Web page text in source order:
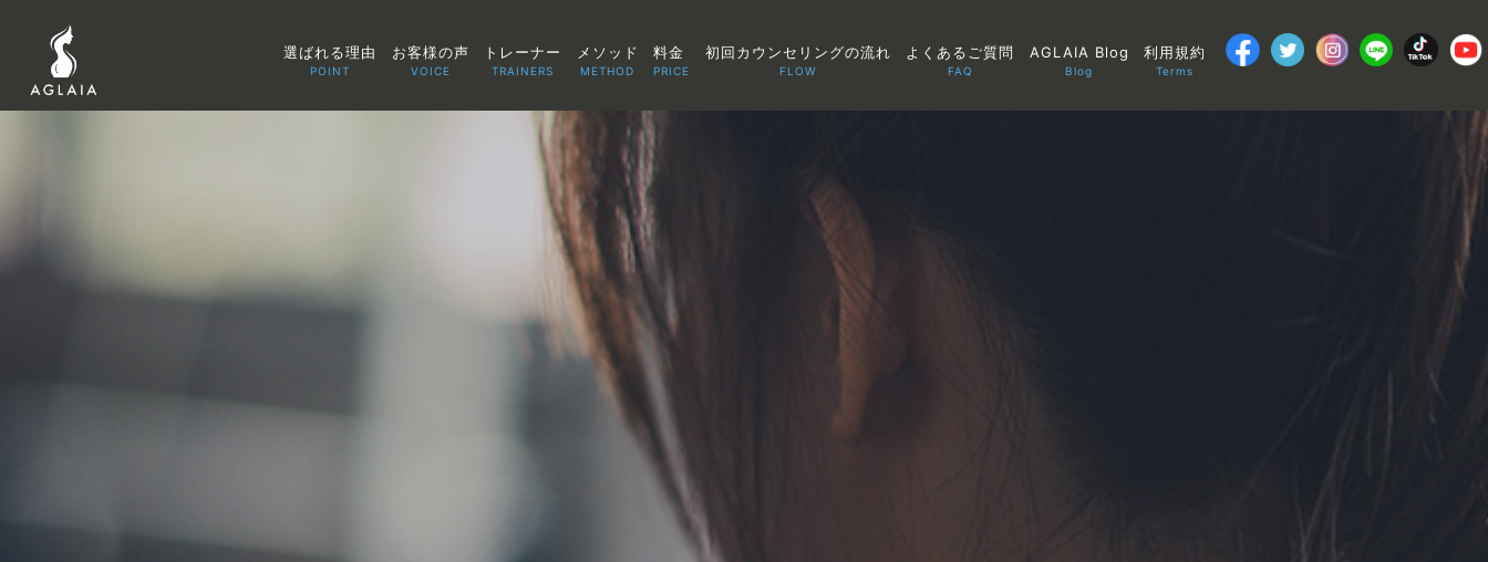
選ばれる理由
POINT
お客様の声
VOICE
トレーナー
TRAINERS
メソッド
METHOD
料金
PRICE
初回カウンセリングの流れ
FLOW
よくあるご質問
FAQ
AGLAIA Blog
Blog
利用規約
Terms
TERMS